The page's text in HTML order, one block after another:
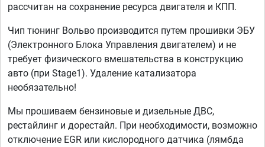
рассчитан на сохранение ресурса двигателя и КПП.
Чип тюнинг Вольво производится путем прошивки ЭБУ
(Электронного Блока Управления двигателем) и не
требует физического вмешательства в конструкцию
авто (при Stage1). Удаление катализатора
необязательно!
Мы прошиваем бензиновые и дизельные ДВС,
рестайлинг и дорестайл. При необходимости, возможно
отключение EGR или кислородного датчика (лямбда